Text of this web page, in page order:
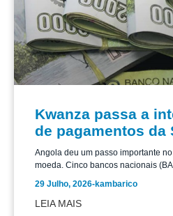
Kwanza passa a
de pagamentos da
Angola deu um passo importante
moeda. Cinco bancos nacionais
29 Julho, 2026-kambarico
LEIA MAIS